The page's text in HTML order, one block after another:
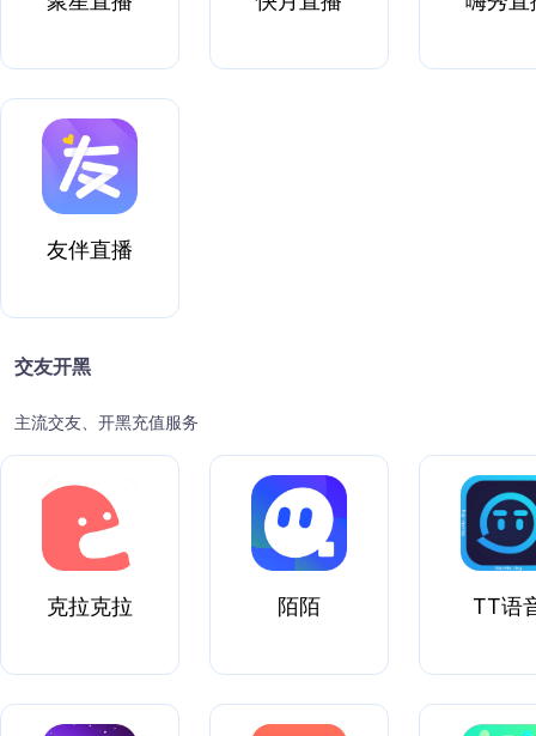
友伴直播
交友开黑
主流交友、开黑充值服务
克拉克拉 陌陌 TT语